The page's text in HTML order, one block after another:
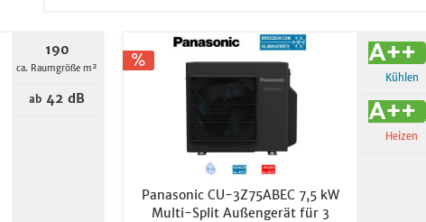
190
ca. Raumgröße m²
ab 42 dB
Panasonic CU-3Z75ABEC 7,5 kW
Multi-Split Außengerät für 3
Kühlen
Heizen